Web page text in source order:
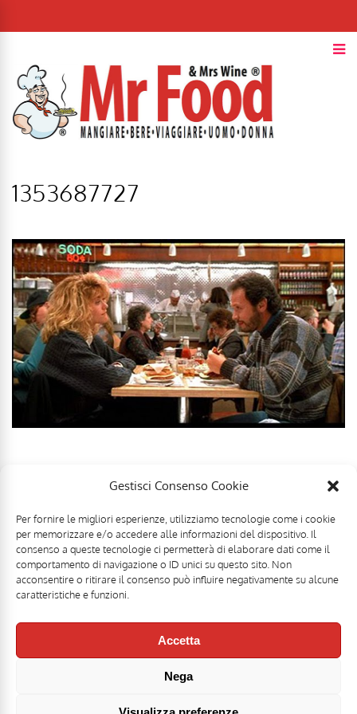
Gestisci Consenso Cookie
Per fornire le migliori esperienze, utilizziamo tecnologie come i cookie
per memorizzare e/o accedere alle informazioni del dispositivo. Il
consenso a queste tecnologie ci permetterà di elaborare dati come il
comportamento di navigazione o ID unici su questo sito. Non
acconsentire o ritirare il consenso può influire negativamente su alcune
caratteristiche e funzioni.
Accetta
Nega
1353687727
Mr Food & Mrs Wine è una testata registrata di
Direttore responsabile: Stefano Belli [DISCLAIMER